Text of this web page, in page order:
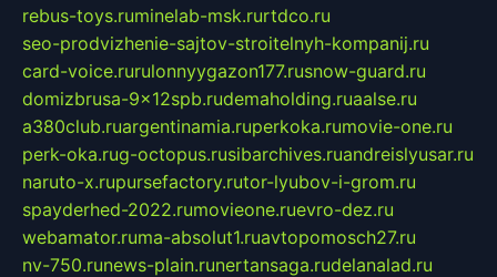
rebus-toys.ruminelab-msk.rurtdco.ru
seo-prodvizhenie-sajtov-stroitelnyh-kompanij.ru
card-voice.rurulonnyygazon177.rusnow-guard.ru
domizbrusa-9x12spb.rudemaholding.ruaalse.ru
a380club.ruargentinamia.ruperkoka.rumovie-one.ru
perk-oka.rug-octopus.rusibarchives.ruandreislyusar.ru
naruto-x.rupursefactory.rutor-lyubov-i-grom.ru
spayderhed-2022.rumovieone.ruevro-dez.ru
webamator.ruma-absolut1.ruavtopomosch27.ru
nv-750.runews-plain.runertansaga.rudelanalad.ru